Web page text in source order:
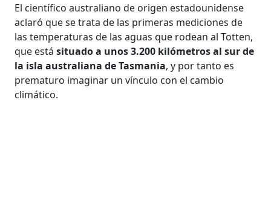
El científico australiano de origen estadounidense
aclaró que se trata de las primeras mediciones de
las temperaturas de las aguas que rodean al Totten,
que está situado a unos 3.200 kilómetros al sur de
la isla australiana de Tasmania, y por tanto es
prematuro imaginar un vínculo con el cambio
climático.